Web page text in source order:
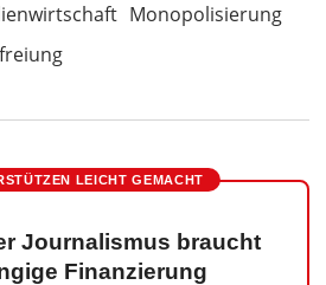
Monopolisierung
LEICHT GEMACHT
Journalismus braucht
Finanzierung